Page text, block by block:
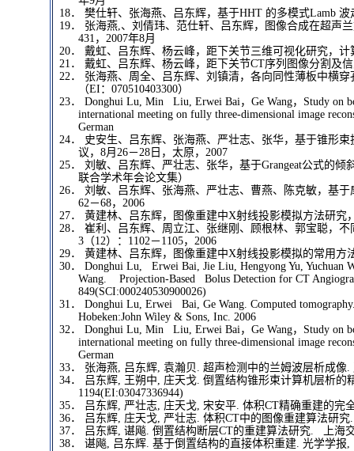
18． 樊仕轩、张海燕、吕东辉，基于HHT 的多模式Lamb
19． 张海燕,、刘倩玮、范仕轩、吕东辉，图像合成在超声
431，2007年8月
20． 戴虹、吕东辉、杨云峰，距下关节三维可视化研究，计
21． 戴虹、吕东辉、杨云峰，距下关节CT序列图像分割及
22． 张海燕、周全、吕东辉、刘镇清，各向同性薄板中横
（EI：070510403300）
23． Donghui Lu, Min Liu, Erwei Bai，Ge Wang，Study on
international meeting on fully three-dimensional image
German
24． 史安生、吕东辉、张海燕、严壮志、张华，基于锥形
议，8月26－28日，太原，2007
25． 刘敏、吕东辉、严壮志、张华，基于Grangeat公式的
联合学术年会论文集）
26． 刘敏、吕东辉、张海燕、严壮志、曹燕、陈克敏，基
62－68，2006
27． 黄建林、吕东辉，图像重建中X射线投影模拟方法研究
28． 崔利、吕东辉、周立江、张继刚、顾根林、郭宝聪，
3（12）：1102－1105，2006
29． 黄建林、吕东辉，图像重建中X射线投影模拟的常用方
30． Donghui Lu, Erwei Bai, Jie Liu, Hengyong Yu, Yuchuan
Wang. Projection-Based Bolus Detection for CT
849(SCI:000240530900026)
31． Donghui Lu, Erwei Bai, Ge Wang. Computed
Hobeken:John Wiley & Sons, Inc. 2006
32． Donghui Lu, Min Liu, Erwei Bai，Ge Wang，Study on
international meeting on fully three-dimensional image
German
33． 张海燕, 吕东辉, 袁瀚贝. 超声检测中的兰姆波层析成像.
34． 吕东辉, 王朔中, 庄天戈. 倒置结构锥形束计算机层析的
1194(EI:03047336944)
35． 吕东辉, 严壮志, 庄天戈, 宋安平. 体积CT精确重建的完
36． 吕东辉, 庄天戈, 严壮志. 体积CT中的图像重建算法研究
37． 吕东辉, 谌飚. 倒置结构断层CT的重建算法研究. 上海
38． 谌飚, 吕东辉. 基于倒置结构的直接体积重建. 光学学报,